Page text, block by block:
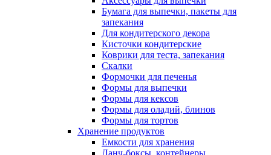
Бумага для выпечки, пакеты для
запекания
Для кондитерского декора
Кисточки кондитерские
Коврики для теста, запекания
Скалки
Формочки для печенья
Формы для выпечки
Формы для кексов
Формы для оладий, блинов
Формы для тортов
Хранение продуктов
Емкости для хранения
Ланч-боксы, контейнеры